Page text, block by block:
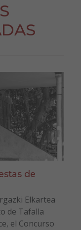
de
Elkartea
de Tafalla
el Concurso